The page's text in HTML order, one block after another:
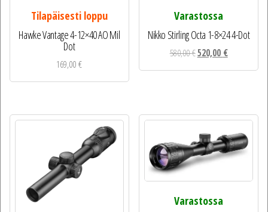
Tilapäisesti loppu
Hawke Vantage 4-12×40 AO Mil
Dot
169,00€
Varastossa
Nikko Stirling Octa 1-8×24 4-Dot
580,00€Alkuperäinen
hinta
520,00 €Nykyinen
hinta
Varastossa